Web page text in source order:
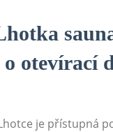
otevírací
je přístupná